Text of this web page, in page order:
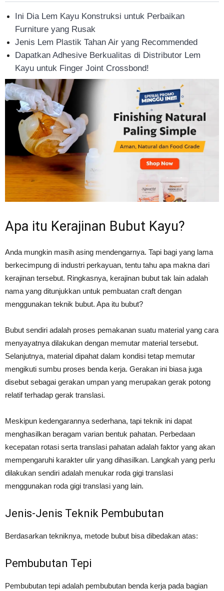
Lama
Ini Dia Lem Kayu Konstruksi untuk Perbaikan
Furniture yang Rusak
Jenis Lem Plastik Tahan Air yang Recommended
Dapatkan Adhesive Berkualitas di Distributor Lem
Kayu untuk Finger Joint Crossbond!
Apa itu Kerajinan Bubut Kayu?
Anda mungkin masih asing mendengarnya. Tapi bagi yang lama
berkecimpung di industri perkayuan, tentu tahu apa makna dari
kerajinan tersebut. Ringkasnya, kerajinan bubut tak lain adalah
nama yang ditunjukkan untuk pembuatan craft dengan
menggunakan teknik bubut. Apa itu bubut?
Bubut sendiri adalah proses pemakanan suatu material yang cara
menyayatnya dilakukan dengan memutar material tersebut.
Selanjutnya, material dipahat dalam kondisi tetap memutar
mengikuti sumbu proses benda kerja. Gerakan ini biasa juga
disebut sebagai gerakan umpan yang merupakan gerak potong
relatif terhadap gerak translasi.
Meskipun kedengarannya sederhana, tapi teknik ini dapat
menghasilkan beragam varian bentuk pahatan. Perbedaan
kecepatan rotasi serta translasi pahatan adalah faktor yang akan
mempengaruhi karakter ulir yang dihasilkan. Langkah yang perlu
dilakukan sendiri adalah menukar roda gigi translasi
menggunakan roda gigi translasi yang lain.
Jenis-Jenis Teknik Pembubutan
Berdasarkan tekniknya, metode bubut bisa dibedakan atas:
Pembubutan Tepi
Pembubutan tepi adalah pembubutan benda kerja pada bagian